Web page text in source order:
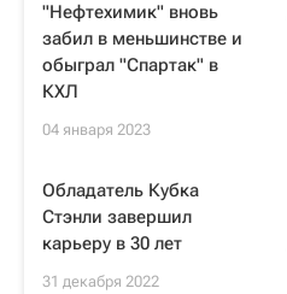
"Нефтехимик" вновь
забил в меньшинстве и
обыграл "Спартак" в
КХЛ
04 января 2023
Обладатель Кубка
Стэнли завершил
карьеру в 30 лет
31 декабря 2022